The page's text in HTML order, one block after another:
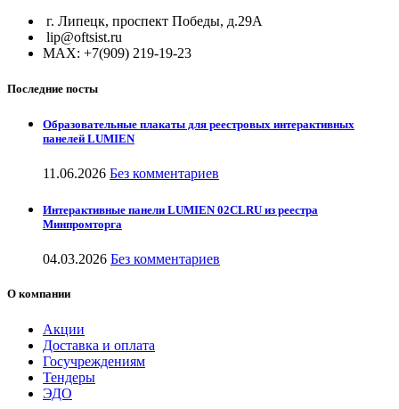
г. Липецк, проспект Победы, д.29А
lip@oftsist.ru
МАХ: +7(909) 219-19-23
Последние посты
Образовательные плакаты для реестровых интерактивных
панелей LUMIEN
11.06.2026 Без комментариев
Интерактивные панели LUMIEN 02CLRU из реестра
Минпромторга
04.03.2026 Без комментариев
О компании
Акции
Доставка и оплата
Госучреждениям
Тендеры
ЭДО